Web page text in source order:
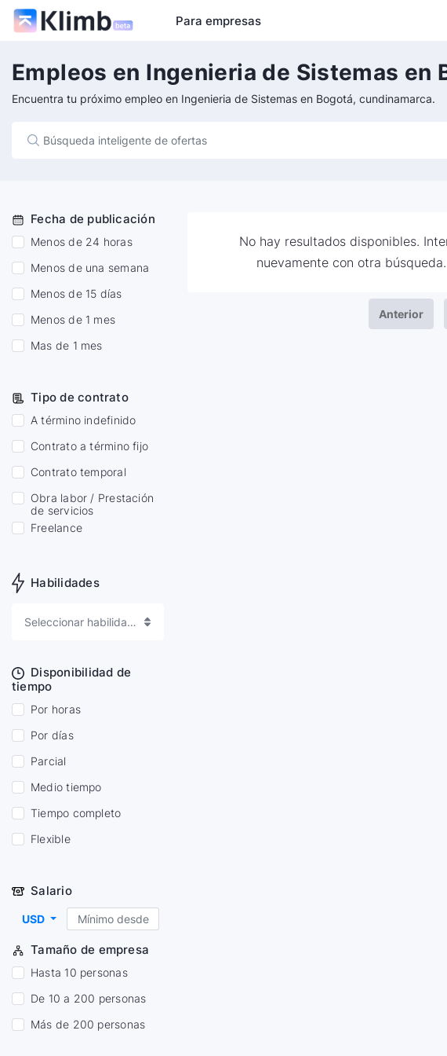
Para empresas
Empleos en Ingenieria de Sistemas en
Encuentra tu próximo empleo en Ingenieria de Sistemas en Bogotá, cundinamarca.
Fecha de publicación
Menos de 24 horas
Menos de una semana
Menos de 15 días
Menos de 1 mes
Mas de 1 mes
Tipo de contrato
A término indefinido
Contrato a término fijo
Contrato temporal
Obra labor / Prestación
de servicios
Freelance
Habilidades
Seleccionar habilidades
Disponibilidad de
tiempo
Por horas
Por días
Parcial
Medio tiempo
Tiempo completo
Flexible
Salario
USD
Tamaño de empresa
Hasta 10 personas
De 10 a 200 personas
Más de 200 personas
No hay resultados disponibles.
nuevamente con otra búsqueda.
Anterior